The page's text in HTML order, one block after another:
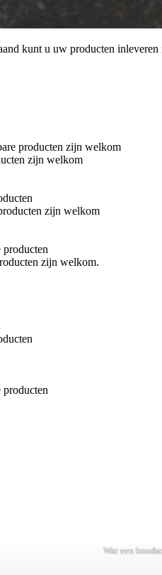
kunt u uw producten
producten zijn welkom
zijn welkom
zijn welkom
producten
zijn welkom.
producten
Wat een